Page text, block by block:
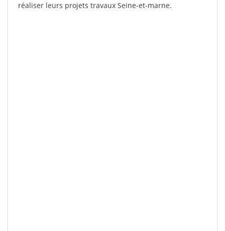
réaliser leurs projets travaux Seine-et-marne.